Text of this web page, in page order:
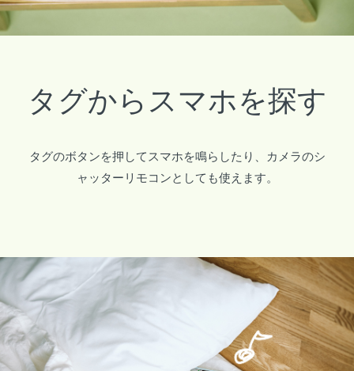
タグからスマホを探す
タグのボタンを押してスマホを鳴らしたり、
カメラのシ
ャッターリモコンとしても使えます。